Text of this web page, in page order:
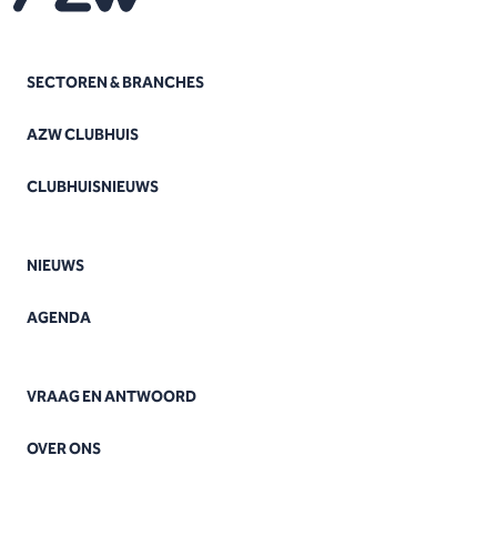
SECTOREN & BRANCHES
AZW CLUBHUIS
CLUBHUISNIEUWS
NIEUWS
AGENDA
VRAAG EN ANTWOORD
OVER ONS